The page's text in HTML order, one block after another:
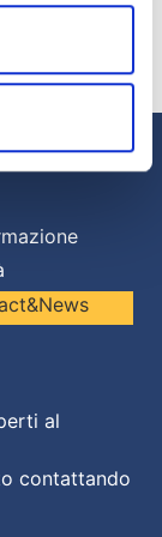
per
al
contattando